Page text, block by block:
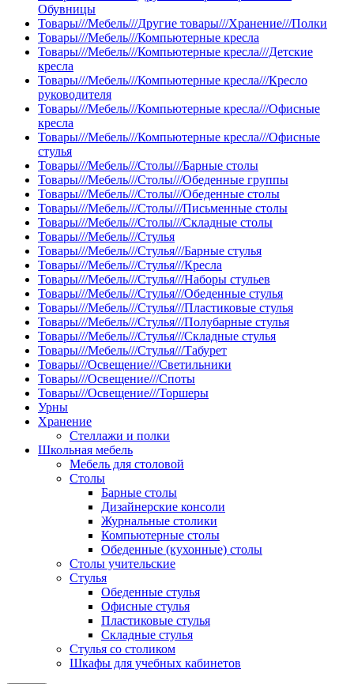
Обувницы
Товары///Мебель///Другие товары///Хранение///Полки
Товары///Мебель///Компьютерные кресла
Товары///Мебель///Компьютерные кресла///Детские
кресла
Товары///Мебель///Компьютерные кресла///Кресло
руководителя
Товары///Мебель///Компьютерные кресла///Офисные
кресла
Товары///Мебель///Компьютерные кресла///Офисные
стулья
Товары///Мебель///Столы///Барные столы
Товары///Мебель///Столы///Обеденные группы
Товары///Мебель///Столы///Обеденные столы
Товары///Мебель///Столы///Письменные столы
Товары///Мебель///Столы///Складные столы
Товары///Мебель///Стулья
Товары///Мебель///Стулья///Барные стулья
Товары///Мебель///Стулья///Кресла
Товары///Мебель///Стулья///Наборы стульев
Товары///Мебель///Стулья///Обеденные стулья
Товары///Мебель///Стулья///Пластиковые стулья
Товары///Мебель///Стулья///Полубарные стулья
Товары///Мебель///Стулья///Складные стулья
Товары///Мебель///Стулья///Табурет
Товары///Освещение///Светильники
Товары///Освещение///Споты
Товары///Освещение///Торшеры
Урны
Хранение
Стеллажи и полки
Школьная мебель
Мебель для столовой
Столы
Барные столы
Дизайнерские консоли
Журнальные столики
Компьютерные столы
Обеденные (кухонные) столы
Столы учительские
Стулья
Обеденные стулья
Офисные стулья
Пластиковые стулья
Складные стулья
Стулья со столиком
Шкафы для учебных кабинетов